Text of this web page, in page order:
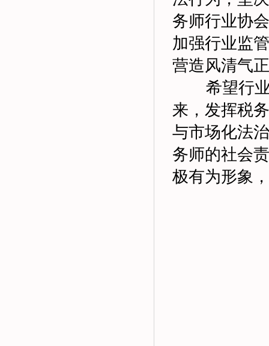
务师行业协
加强行业监
营造风清气
希望行
来，发挥税
与市场化法
务师的社会
极有为形象